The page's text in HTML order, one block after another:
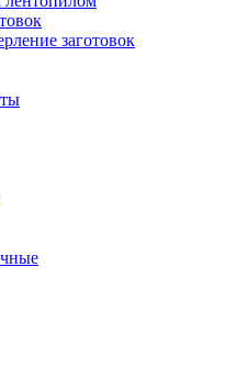
заготовок